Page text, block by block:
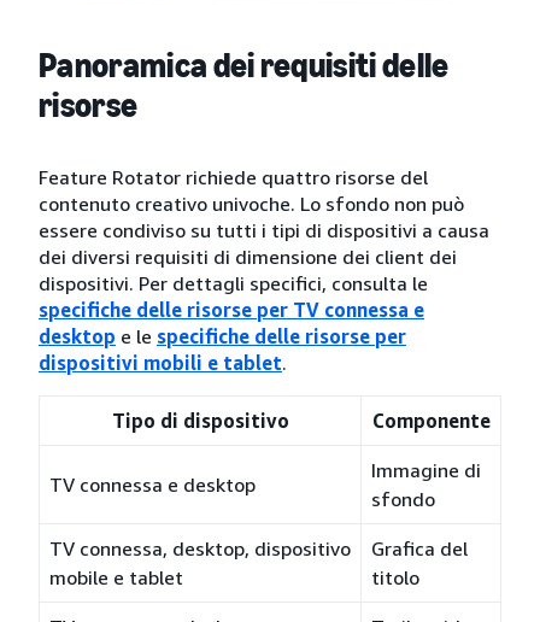
Panoramica dei requisiti delle
risorse
Feature Rotator richiede quattro risorse del
contenuto creativo univoche. Lo sfondo non può
essere condiviso su tutti i tipi di dispositivi a causa
dei diversi requisiti di dimensione dei client dei
dispositivi. Per dettagli specifici, consulta le
specifiche delle risorse per TV connessa e
desktop e le specifiche delle risorse per
dispositivi mobili e tablet.
Tipo di dispositivo Componente
TV connessa e desktop
Immagine di
sfondo
TV connessa, desktop, dispositivo
mobile e tablet
Grafica del
titolo